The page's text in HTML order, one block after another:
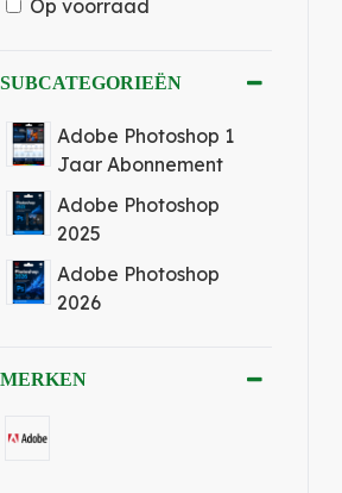
SUBCATEGORIEËN
Adobe Photoshop 1
Jaar Abonnement
Adobe Photoshop
2025
Adobe Photoshop
2026
MERKEN
Op voorraad